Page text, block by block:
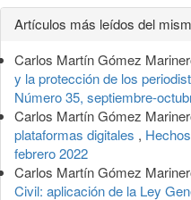
Detalles
del
artículo
Artículos más leídos del
Carlos Martín Gómez
y la protección de los
Número 35, septiembre-
Carlos Martín Gómez
plataformas digitales ,
febrero 2022
Carlos Martín Gómez
Civil: aplicación de la Ley